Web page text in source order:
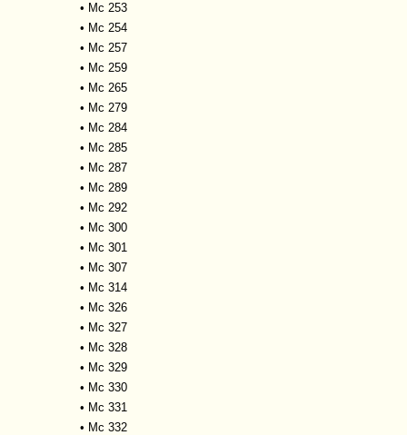
• Mc 253
• Mc 254
• Mc 257
• Mc 259
• Mc 265
• Mc 279
• Mc 284
• Mc 285
• Mc 287
• Mc 289
• Mc 292
• Mc 300
• Mc 301
• Mc 307
• Mc 314
• Mc 326
• Mc 327
• Mc 328
• Mc 329
• Mc 330
• Mc 331
• Mc 332